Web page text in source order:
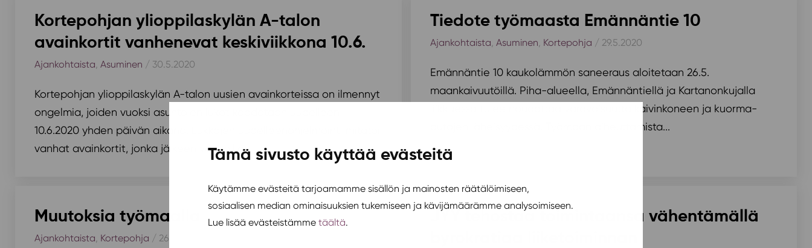
Tämä sivusto käyttää evästeitä
Käytämme evästeitä tarjoamamme sisällön ja mainosten räätälöimiseen,
sosiaalisen median ominaisuuksien tukemiseen ja kävijämäärämme analysoimiseen.
Lue lisää evästeistämme täältä.
Kortepohjan ylioppilaskylän A-talon
avainkortit vanhenevat keskiviikkona 10.6.
Ajankohtaista, Asuminen / 30.5.2020
Kortepohjan ylioppilaskylän A-talon uusien avainkorteissa on ilmennyt
ongelmia, joiden vuoksi asuntojen lukot koodataan uudelleen
10.6.2020 yhden päivän aikana. Lukkojen uudelleenohjelmointi mitätöi
vanhat avainkortit, jonka jälkeen vanhoilla...
Tiedote työmaasta Emännäntie 10
Ajankohtaista, Asuminen, Kortepohja / 29.5.2020
Emännäntie 10 kaukolämmön saneeraus aloitetaan 26.5.
maankaivuutöillä. Piha-alueella, Emännäntiellä ja Kartanonkujalla
liikkuessa tulee noudattaa varovaisuutta kaivinkoneen ja kuorma-
autojen läheisyydessä. Työmaan aiheuttamista...
Muutoksia työmaalla
Ajankohtaista, Kortepohja / 26.5.2020
JYY tehostaa toimintaansa vähentämällä